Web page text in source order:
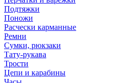
Подтяжки
Поножи
Расчески карманные
Ремни
Сумки, рюкзаки
Тату-рукава
Трости
Цепи и карабины